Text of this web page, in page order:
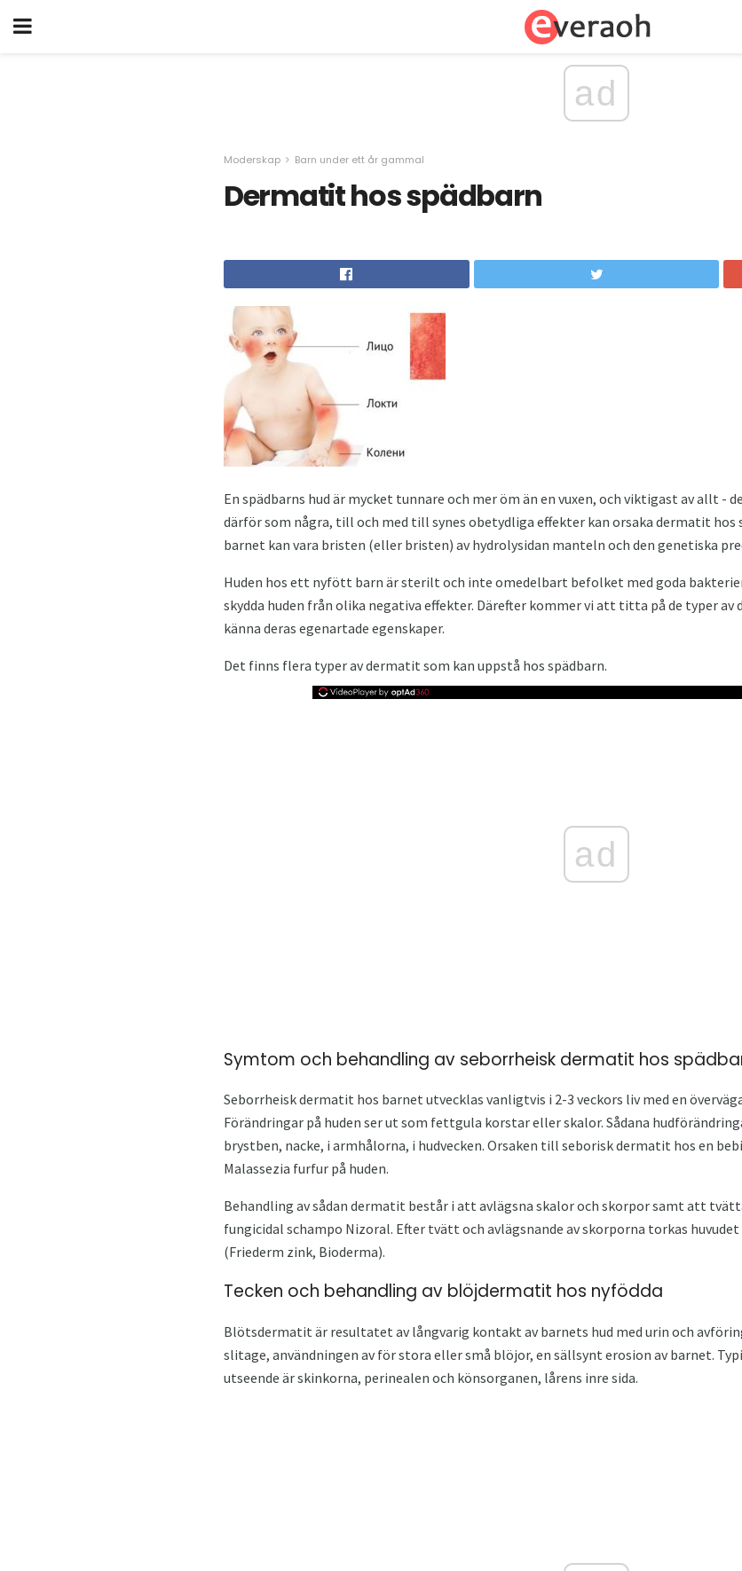
ad
Moderskap Barn under ett år gammal
Dermatit hos spädbarn
En spädbarns hud är mycket tunnare och mer öm än en vuxen, och viktigast av allt -
därför som några, till och med till synes obetydliga effekter kan orsaka dermatit
barnet kan vara bristen (eller bristen) av hydrolysidan manteln och den genetiska
Huden hos ett nyfött barn är sterilt och inte omedelbart befolket med goda
skydda huden från olika negativa effekter. Därefter kommer vi att titta på de typer av
känna deras egenartade egenskaper.
Det finns flera typer av dermatit som kan uppstå hos spädbarn.
ad
Symtom och behandling av seborrheisk dermatit hos
Seborrheisk dermatit hos barnet utvecklas vanligtvis i 2-3 veckors liv med en
Förändringar på huden ser ut som fettgula korstar eller skalor. Sådana
brystben, nacke, i armhålorna, i hudvecken. Orsaken till seborisk dermatit hos en
Malassezia furfur på huden.
Behandling av sådan dermatit består i att avlägsna skalor och skorpor samt att
fungicidal schampo Nizoral. Efter tvätt och avlägsnande av skorporna torkas
(Friederm zink, Bioderma).
Tecken och behandling av blöjdermatit hos nyfödda
Blötsdermatit är resultatet av långvarig kontakt av barnets hud med urin och
slitage, användningen av för stora eller små blöjor, en sällsynt erosion av barnet.
utseende är skinkorna, perinealen och könsorganen, lårens inre sida.